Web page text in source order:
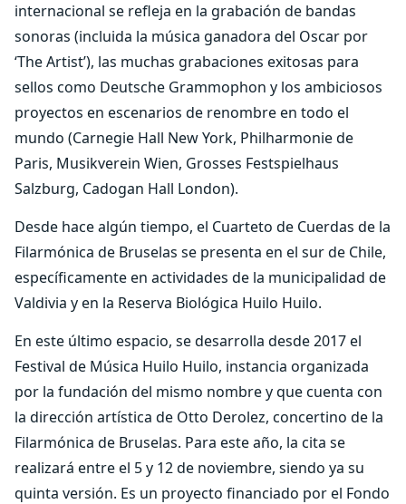
internacional se refleja en la grabación de bandas
sonoras (incluida la música ganadora del Oscar por
‘The Artist’), las muchas grabaciones exitosas para
sellos como Deutsche Grammophon y los ambiciosos
proyectos en escenarios de renombre en todo el
mundo (Carnegie Hall New York, Philharmonie de
Paris, Musikverein Wien, Grosses Festspielhaus
Salzburg, Cadogan Hall London).
Desde hace algún tiempo, el Cuarteto de Cuerdas de la
Filarmónica de Bruselas se presenta en el sur de Chile,
específicamente en actividades de la municipalidad de
Valdivia y en la Reserva Biológica Huilo Huilo.
En este último espacio, se desarrolla desde 2017 el
Festival de Música Huilo Huilo, instancia organizada
por la fundación del mismo nombre y que cuenta con
la dirección artística de Otto Derolez, concertino de la
Filarmónica de Bruselas. Para este año, la cita se
realizará entre el 5 y 12 de noviembre, siendo ya su
quinta versión. Es un proyecto financiado por el Fondo